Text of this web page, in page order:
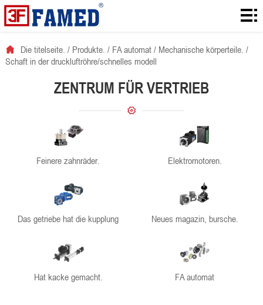
Die
Laden!
Die titelseite. / Produkte. / FA automat/ Mechanische körperteile. /
Schaft in der druckluftröhre/schnelles modell
ZENTRUM FÜR VERTRIEB
Feinere zahnräder. Elektromotoren.
Das getriebe hat die kupplung Neues magazin, bursche.
Hat kacke gemacht. FA automat